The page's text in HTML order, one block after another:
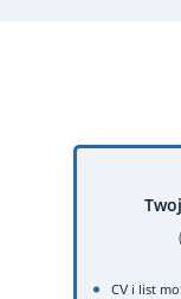
CV i list